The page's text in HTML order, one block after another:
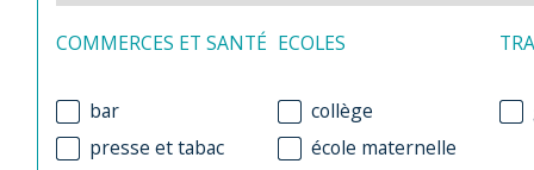
COMMERCES ET SANTÉ
bar
presse et tabac
ECOLES
collège
école maternelle